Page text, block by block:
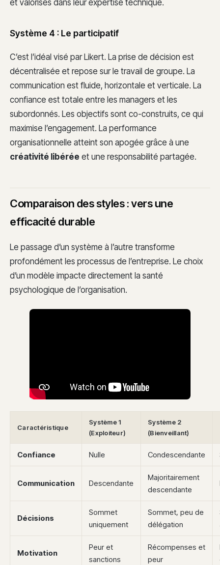
et valorisés dans leur expertise technique.
Système 4 : Le participatif
C’est l’idéal visé par Likert. La prise de décision est
décentralisée et repose sur le travail de groupe. La
communication est fluide, horizontale et verticale. La
confiance est totale entre les managers et les
subordonnés. Les objectifs sont co-construits, ce qui
maximise l’engagement. La performance
organisationnelle atteint son apogée grâce à une
créativité libérée et une responsabilité partagée.
Comparaison des styles : vers une
efficacité durable
Le passage d’un système à l’autre transforme
profondément les processus de l’entreprise. Le choix
d’un modèle impacte directement la santé
psychologique de l’organisation.
Caractéristique
Système 1
(Exploiteur)
Système 2
(Bienveillant)
Confiance Nulle Condescendante
Communication Descendante
Majoritairement
descendante
Décisions
Sommet
uniquement
Sommet, peu de
délégation
Motivation
Peur et
sanctions
Récompenses et
peur